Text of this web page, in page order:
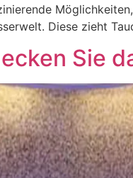
Diese zieht
Sie